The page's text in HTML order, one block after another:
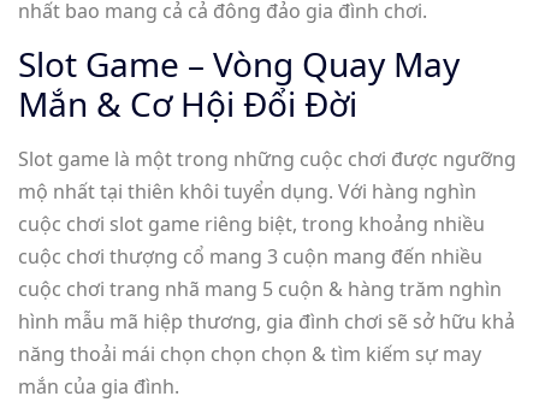
nhất bao mang cả cả đông đảo gia đình chơi.
Slot Game – Vòng Quay May
Mắn & Cơ Hội Đổi Đời
Slot game là một trong những cuộc chơi được ngưỡng
mộ nhất tại thiên khôi tuyển dụng. Với hàng nghìn
cuộc chơi slot game riêng biệt, trong khoảng nhiều
cuộc chơi thượng cổ mang 3 cuộn mang đến nhiều
cuộc chơi trang nhã mang 5 cuộn & hàng trăm nghìn
hình mẫu mã hiệp thương, gia đình chơi sẽ sở hữu khả
năng thoải mái chọn chọn chọn & tìm kiếm sự may
mắn của gia đình.